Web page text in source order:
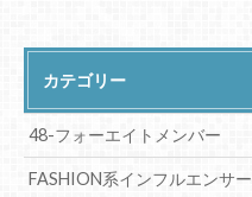
カテゴリー
48-フォーエイトメンバー
FASHION系インフルエンサー